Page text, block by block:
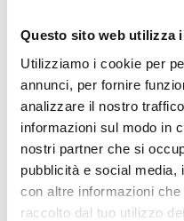
Questo sito web utilizza
Utilizziamo i cookie per
annunci, per fornire
analizzare il nostro
informazioni sul modo in
nostri partner che si
pubblicità e social media,
con altre informazioni
raccolto dal tuo utilizzo
https://
presupposizione-
La (interessante)
Monza sentenza n. 3106